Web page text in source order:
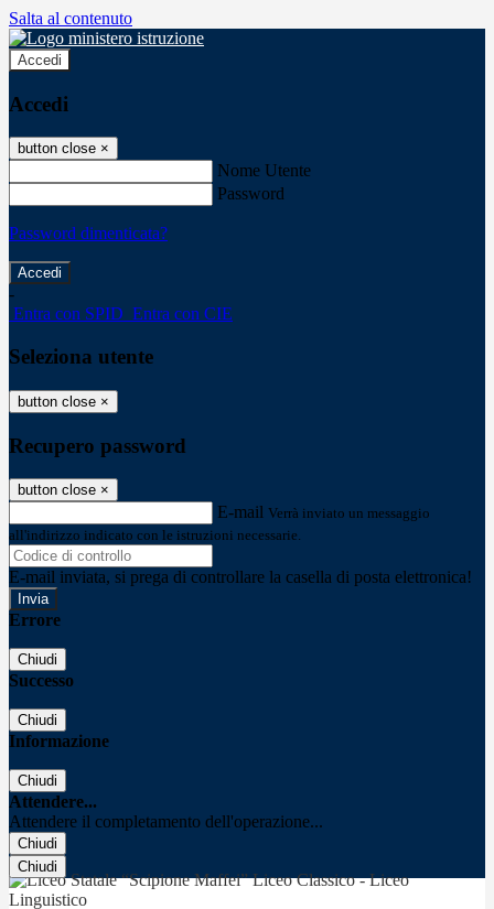
Salta al contenuto
Accedi
Accedi
button close ×
Nome Utente
Password
Password dimenticata?
-
Entra con SPID Entra con CIE
Seleziona utente
button close ×
Recupero password
button close ×
E-mail Verrà inviato un messaggio
all'indirizzo indicato con le istruzioni necessarie.
E-mail inviata, si prega di controllare la casella di posta elettronica!
Errore
Chiudi
Successo
Chiudi
Informazione
Chiudi
Attendere...
Attendere il completamento dell'operazione...
Chiudi
Chiudi